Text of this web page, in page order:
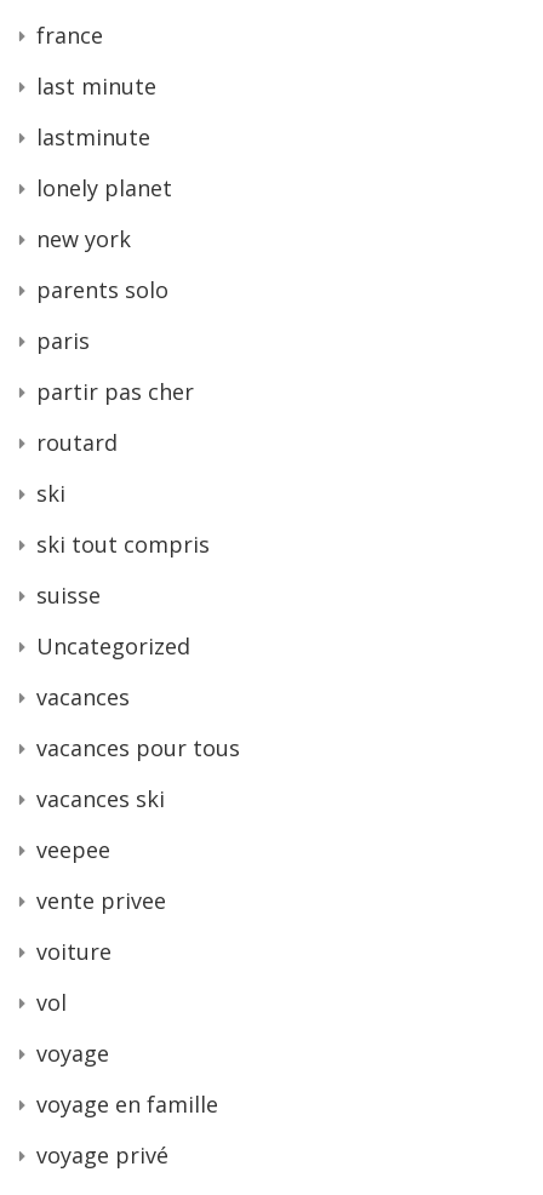
france
last minute
lastminute
lonely planet
new york
parents solo
paris
partir pas cher
routard
ski
ski tout compris
suisse
Uncategorized
vacances
vacances pour tous
vacances ski
veepee
vente privee
voiture
vol
voyage
voyage en famille
voyage privé